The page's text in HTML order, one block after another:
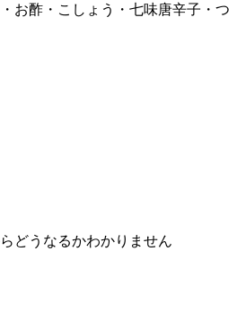
お酢・こしょう・七味唐辛子・つ
どうなるかわかりません